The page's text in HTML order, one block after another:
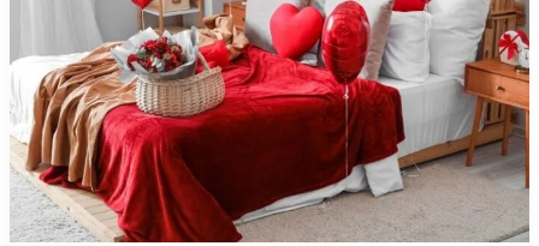
printemps
à
faire
soi-
même